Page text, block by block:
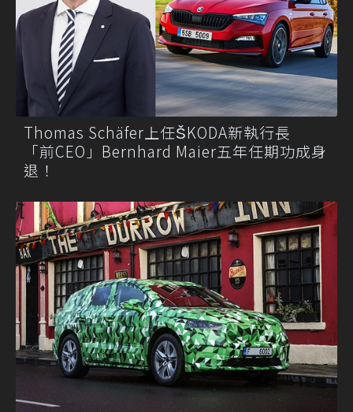
Thomas Schäfer上任ŠKODA新執行長
「前CEO」Bernhard Maier五年任期功成身
退！